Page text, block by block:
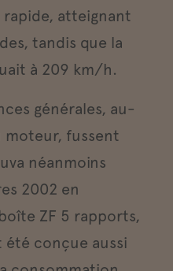
atteignant
tandis que la
à 209 km/h.
générales, au-
moteur, fussent
néanmoins
2002 en
ZF 5 rapports,
été conçue aussi